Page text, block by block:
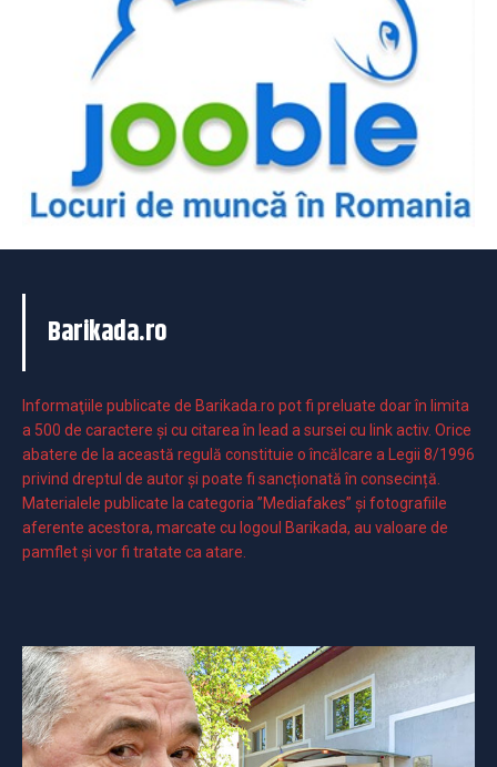
Barikada.ro
Informaţiile publicate de Barikada.ro pot fi preluate doar în limita
a 500 de caractere şi cu citarea în lead a sursei cu link activ. Orice
abatere de la această regulă constituie o încălcare a Legii 8/1996
privind dreptul de autor și poate fi sancționată în consecință.
Materialele publicate la categoria ”Mediafakes” și fotografiile
aferente acestora, marcate cu logoul Barikada, au valoare de
pamflet și vor fi tratate ca atare.